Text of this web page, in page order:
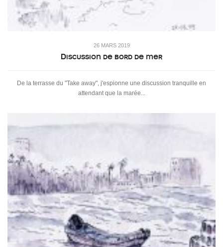
26 MARS 2019
Discussion de bord de mer
De la terrasse du "Take away", j'espionne une discussion tranquille en
attendant que la marée...